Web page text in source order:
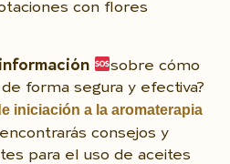
sobre cómo
forma segura y efectiva?
iniciación a la aromaterapia
consejos y
para el uso de aceites